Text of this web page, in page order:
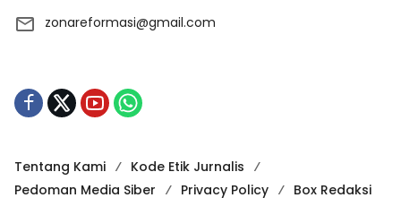
zonareformasi@gmail.com
Tentang Kami
Kode Etik Jurnalis
Pedoman Media Siber
Privacy Policy
Box Redaksi